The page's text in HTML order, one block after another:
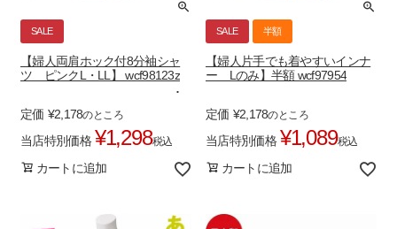
SALE
【婦人両肩ホック付8分袖シャ
ツ ピンクL・LL】 wcf98123z
定価 ¥2,178のところ
当店特別価格 ¥1,298税込
カートに追加
SALE 半額
【婦人片手でも着やすいインナ
ー Lのみ】半額 wcf97954
定価 ¥2,178のところ
当店特別価格 ¥1,089税込
カートに追加